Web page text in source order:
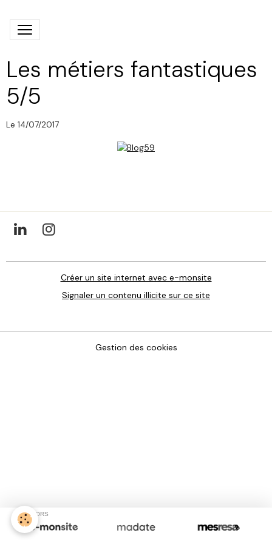
Les métiers fantastiques
5/5
Le 14/07/2017
Créer un site internet avec e-monsite
Signaler un contenu illicite sur ce site
Gestion des cookies
SPONSORS